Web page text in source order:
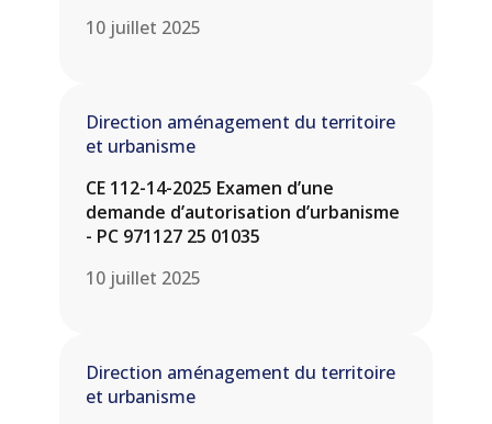
10 juillet 2025
Direction aménagement du territoire
et urbanisme
CE 112-14-2025 Examen d’une
demande d’autorisation d’urbanisme
- PC 971127 25 01035
10 juillet 2025
Direction aménagement du territoire
et urbanisme